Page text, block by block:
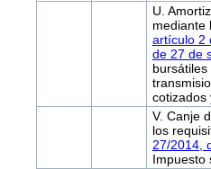
U.
mediante
artículo 2
de 27 de
cotizados
V. Canje
los
27/2014,
Impuesto